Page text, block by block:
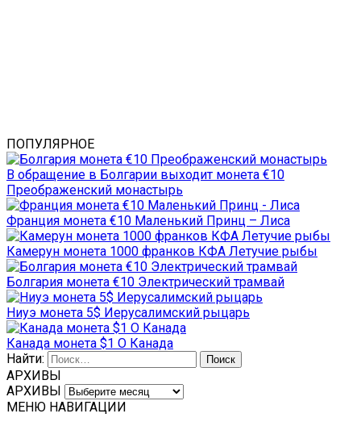
ПОПУЛЯРНОЕ
В обращение в Болгарии выходит монета €10
Преображенский монастырь
Франция монета €10 Маленький Принц – Лиса
Камерун монета 1000 франков КФА Летучие рыбы
Болгария монета €10 Электрический трамвай
Ниуэ монета 5$ Иерусалимский рыцарь
Канада монета $1 О Канада
Найти:
АРХИВЫ
АРХИВЫ
МЕНЮ НАВИГАЦИИ